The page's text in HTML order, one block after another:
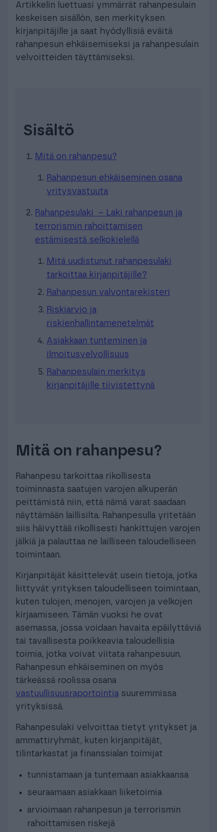
Artikkelin luettuasi ymmärrät rahanpesulain
keskeisen sisällön, sen merkityksen
kirjanpitäjille ja saat hyödyllisiä eväitä
rahanpesun ehkäisemiseksi ja rahanpesulain
velvoitteiden täyttämiseksi.
Sisältö
Mitä on rahanpesu?
Rahanpesun ehkäiseminen osana
yritysvastuuta
Rahanpesulaki – Laki rahanpesun ja
terrorismin rahoittamisen
estämisestä selkokielellä
Mitä uudistunut rahanpesulaki
tarkoittaa kirjanpitäjille?
Rahanpesun valvontarekisteri
Riskiarvio ja
riskienhallintamenetelmät
Asiakkaan tunteminen ja
ilmoitusvelvollisuus
Rahanpesulain merkitys
kirjanpitäjille tiivistettynä
Mitä on rahanpesu?
Rahanpesu tarkoittaa rikollisesta
toiminnasta saatujen varojen alkuperän
peittämistä niin, että nämä varat saadaan
näyttämään laillisilta. Rahanpesulla yritetään
siis häivyttää rikollisesti hankittujen varojen
jälkiä ja palauttaa ne lailliseen taloudelliseen
toimintaan.
Kirjanpitäjät käsittelevät usein tietoja, jotka
liittyvät yrityksen taloudelliseen toimintaan,
kuten tulojen, menojen, varojen ja velkojen
kirjaamiseen. Tämän vuoksi he ovat
asemassa, jossa voidaan havaita epäilyttäviä
tai tavallisesta poikkeavia taloudellisia
toimia, jotka voivat viitata rahanpesuun.
Rahanpesun ehkäiseminen on myös
tärkeässä roolissa osana
vastuullisuusraportointia suuremmissa
yrityksissä.
Rahanpesulaki velvoittaa tietyt yritykset ja
ammattiryhmät, kuten kirjanpitäjät,
tilintarkastat ja finanssialan toimijat
tunnistamaan ja tuntemaan asiakkaansa
seuraamaan asiakkaan liiketoimia
arvioimaan rahanpesun ja terrorismin
rahoittamisen riskejä